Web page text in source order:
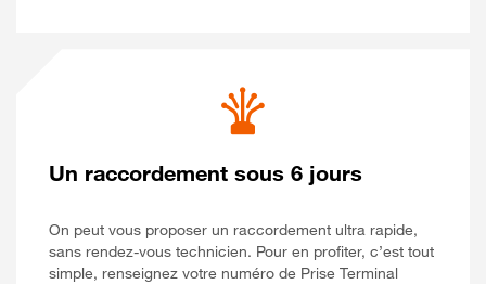
Un raccordement sous 6 jours
On peut vous proposer un raccordement ultra rapide,
sans rendez-vous technicien. Pour en profiter, c’est tout
simple, renseignez votre numéro de Prise Terminal